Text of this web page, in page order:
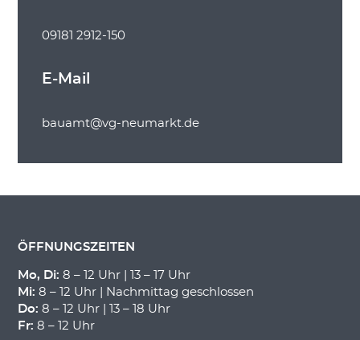
09181 2912-150
E-Mail
bauamt@vg-neumarkt.de
ÖFFNUNGSZEITEN
Mo, Di: 8 – 12 Uhr | 13 – 17 Uhr
Mi: 8 – 12 Uhr | Nachmittag geschlossen
Do: 8 – 12 Uhr | 13 – 18 Uhr
Fr: 8 – 12 Uhr